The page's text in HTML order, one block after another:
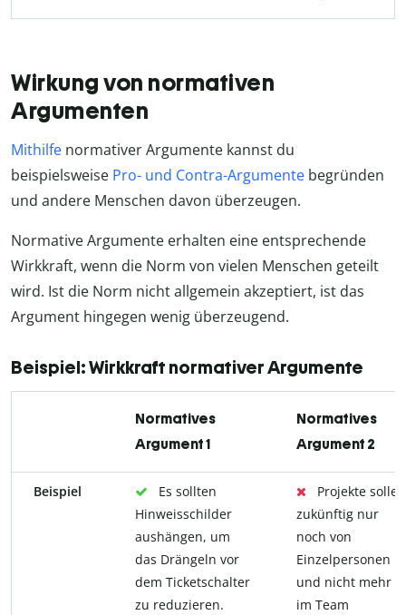
Wirkung von normativen
Argumenten
Mithilfe normativer Argumente kannst du
beispielsweise Pro- und Contra-Argumente begründen
und andere Menschen davon überzeugen.
Normative Argumente erhalten eine entsprechende
Wirkkraft, wenn die Norm von vielen Menschen geteilt
wird. Ist die Norm nicht allgemein akzeptiert, ist das
Argument hingegen wenig überzeugend.
Beispiel: Wirkkraft normativer Argumente
Normatives
Argument 1
Normatives
Argument 2
Beispiel
Es sollten
Hinweisschilder
aushängen, um
das Drängeln vor
dem Ticketschalter
zu reduzieren.
Projekte sollen
zukünftig nur
noch von
Einzelpersonen
und nicht mehr
im Team